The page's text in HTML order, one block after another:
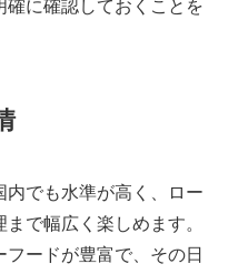
確に確認しておくことを
内でも水準が高く、ロー
で幅広く楽しめます。
ードが豊富で、その日